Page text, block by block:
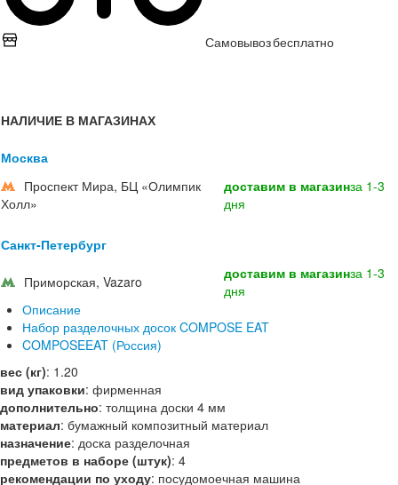
Самовывозбесплатно
НАЛИЧИЕ В МАГАЗИНАХ
Москва
Проспект Мира, БЦ «Олимпик
Холл»
доставим в магазинза 1-3
дня
Санкт-Петербург
Приморская, Vazaro доставим в магазинза 1-3
дня
Описание
Набор разделочных досок COMPOSE EAT
COMPOSEEAT (Россия)
вес (кг): 1.20
вид упаковки: фирменная
дополнительно: толщина доски 4 мм
материал: бумажный композитный материал
назначение: доска разделочная
предметов в наборе (штук): 4
рекомендации по уходу: посудомоечная машина